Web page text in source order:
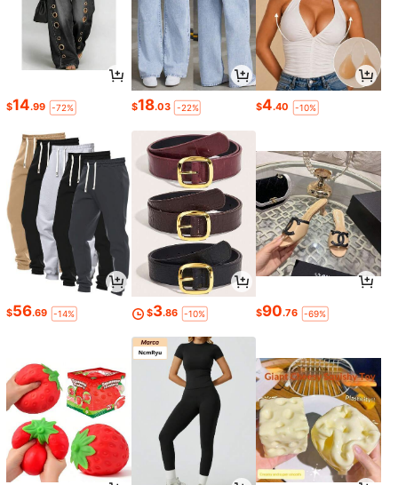
$14.99 -72% $18.03 -22% $4.40 -10%
$56.69 -14% $3.86 -10% $90.76 -69%